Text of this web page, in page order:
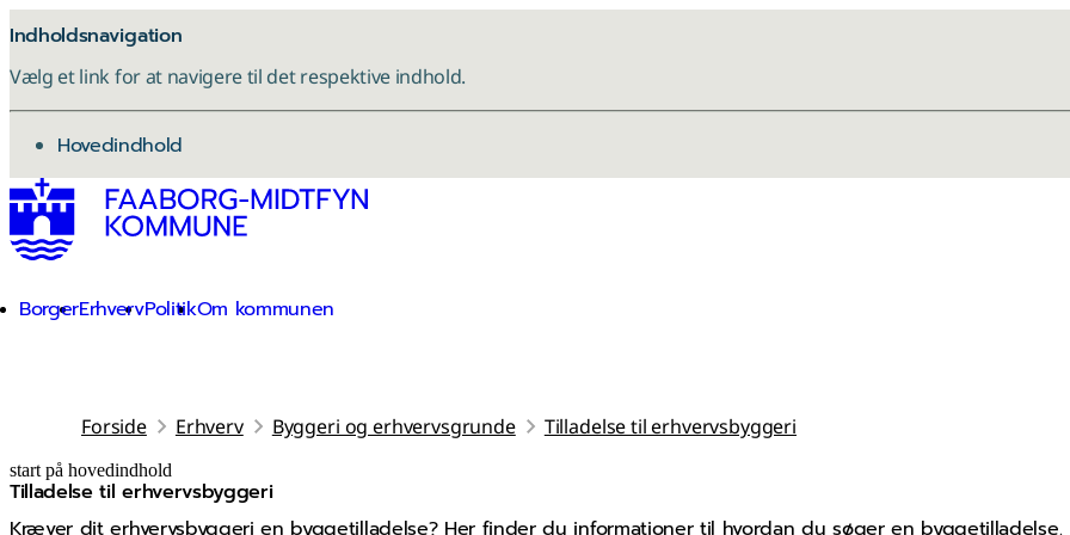
Indholdsnavigation
Vælg et link for at navigere til det respektive indhold.
gå til
Hovedindhold
BorgerErhvervPolitikOm kommunen
Forside Erhverv Byggeri og erhvervsgrunde Tilladelse til erhvervsbyggeri
start på hovedindhold
Tilladelse til erhvervsbyggeri
Kræver dit erhvervsbyggeri en byggetilladelse? Her finder du informationer til hvordan du søger en byggetilladelse.
senest opdateret 26. januar 2026